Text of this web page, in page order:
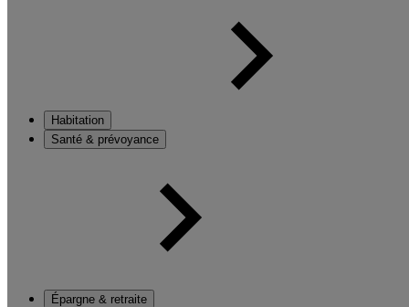
Habitation
Santé & prévoyance
Épargne & retraite